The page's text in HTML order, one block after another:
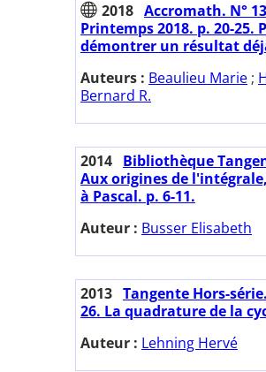
2018 Accromath. N°
Printemps 2018. p. 20-25.
démontrer un résultat
Auteurs : Beaulieu Marie ;
Bernard R.
2014 Bibliothèque
Aux origines de
à Pascal. p. 6-11.
Auteur : Busser Elisabeth
2013 Tangente Hors-
26. La quadrature de la
Auteur : Lehning Hervé